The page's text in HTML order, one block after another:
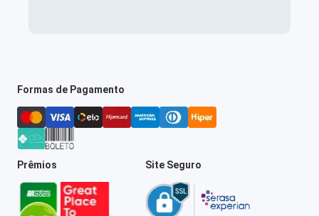
Formas de Pagamento
Prêmios Site Seguro